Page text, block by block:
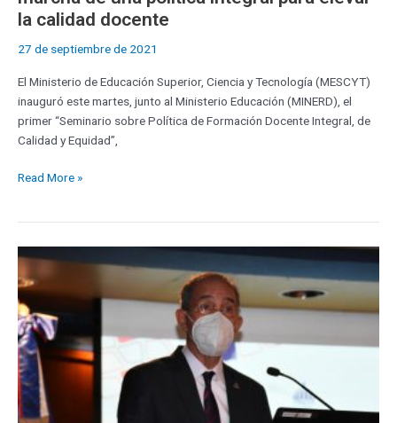
la calidad docente
27 de septiembre de 2021
El Ministerio de Educación Superior, Ciencia y Tecnología (MESCYT)
inauguró este martes, junto al Ministerio Educación (MINERD), el
primer “Seminario sobre Política de Formación Docente Integral, de
Calidad y Equidad”,
Read More »
MESCYT
anuncia
instalación
de
puestos
móviles
de
vacunación
en